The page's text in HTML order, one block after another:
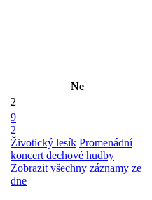
Ne
2
9
2
Životický lesík Promenádní
koncert dechové hudby
Zobrazit všechny záznamy ze
dne